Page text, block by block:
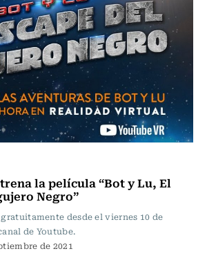
la película “Bot y Lu, El
Negro”
desde el viernes 10 de
de Youtube.
de 2021